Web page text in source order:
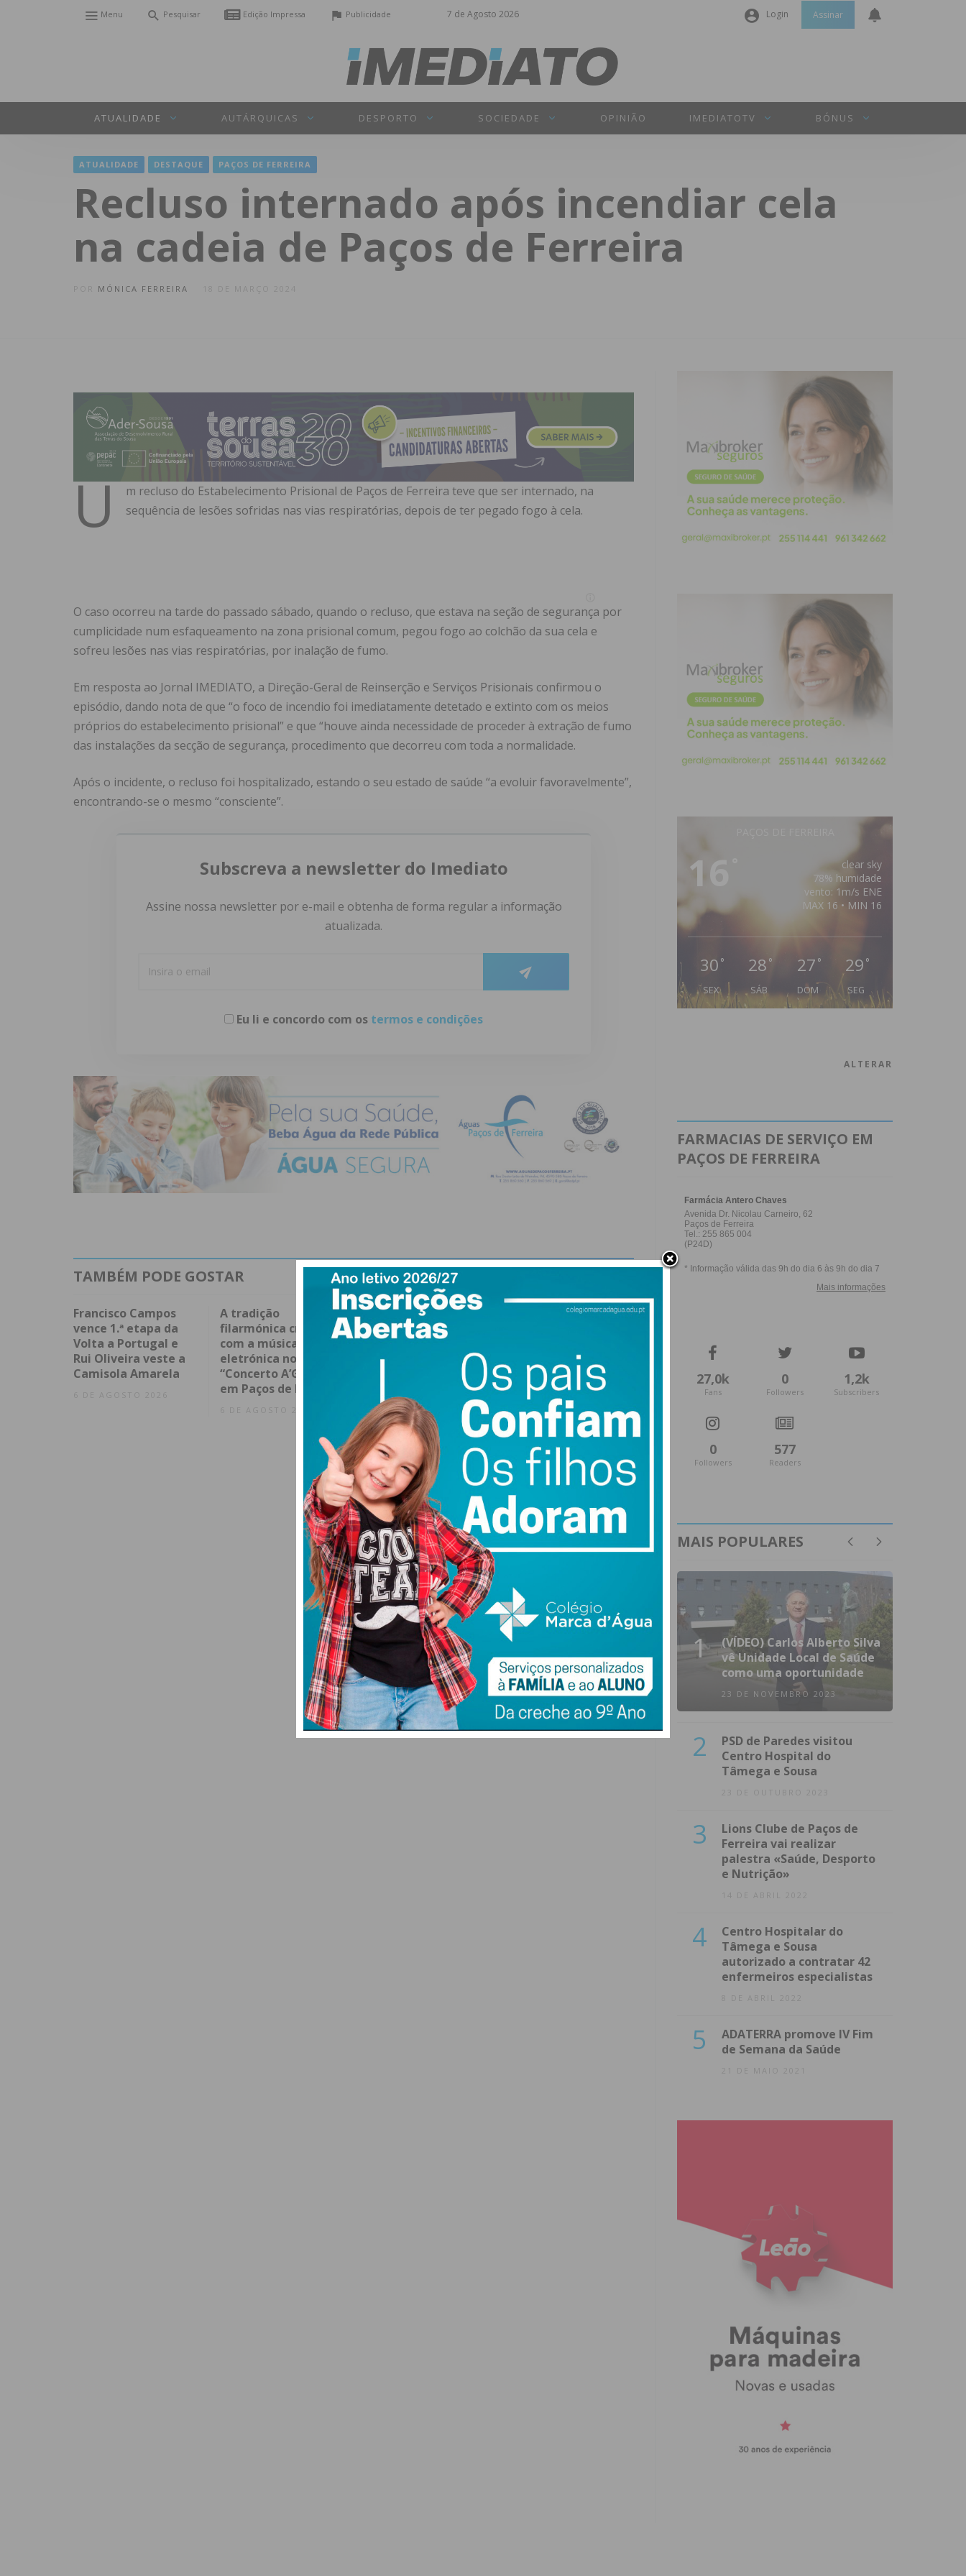
7 de Agosto 2026
Menu Pesquisar Edição Impressa Publicidade Login
Senha
INICIAR SESSÃO
Assinar
ATUALIDADE AUTÁRQUICAS DESPORTO SOCIEDADE OPINIÃO IMEDIATOTV BÓNUS
ATUALIDADE DESTAQUE PAÇOS DE FERREIRA
Recluso internado após incendiar cela
na cadeia de Paços de Ferreira
MÓNICA FERREIRA 18 DE MARÇO 2024
U
m recluso do Estabelecimento Prisional de Paços de Ferreira teve que ser internado, na
sequência de lesões sofridas nas vias respiratórias, depois de ter pegado fogo à cela.
O caso ocorreu na tarde do passado sábado, quando o recluso, que estava na seção de segurança por
cumplicidade num esfaqueamento na zona prisional comum, pegou fogo ao colchão da sua cela e
sofreu lesões nas vias respiratórias, por inalação de fumo.
Em resposta ao Jornal IMEDIATO, a Direção-Geral de Reinserção e Serviços Prisionais confirmou o
episódio, dando nota de que “o foco de incendio foi imediatamente detetado e extinto com os meios
próprios do estabelecimento prisional” e que “houve ainda necessidade de proceder à extração de fumo
das instalações da secção de segurança, procedimento que decorreu com toda a normalidade.
Após o incidente, o recluso foi hospitalizado, estando o seu estado de saúde “a evoluir favoravelmente”,
encontrando-se o mesmo “consciente”.
Subscreva a newsletter do Imediato
Assine nossa newsletter por e-mail e obtenha de forma regular a informação
atualizada.
Eu li e concordo com os termos e condições
TAMBÉM PODE GOSTAR
Francisco Campos
vence 1.ª etapa da
Volta a Portugal e
Rui Oliveira veste a
Camisola Amarela
6 DE AGOSTO 2026
A tradição
filarmónica cruza-se
com a música
eletrónica no
“Concerto A’Gosto”
em Paços de Ferreira
6 DE AGOSTO 2026
Falsa ameaça de
bomba mobilizou
meios de socorro e
forças de segurança
para a Estação de
6 DE AGOSTO 2026
Bilhete de
como documento de
viagem na UE
6 DE AGOSTO 2026
16
clear sky
78% humidade
vento: 1m/s ENE
MAX 16 • MIN 16
30 °
SEX
28 °
SÁB
27 °
DOM
29 °
SEG
ALTERAR
FARMACIAS DE SERVIÇO EM
PAÇOS DE FERREIRA
27,0k
Fans
0
Followers
1,2k
Subscribers
0
Followers
577
Readers
MAIS POPULARES
1
(VÍDEO) Carlos Alberto Silva
vê Unidade Local de Saúde
como uma oportunidade
23 DE NOVEMBRO 2023
2
PSD de Paredes visitou
Centro Hospital do
Tâmega e Sousa
23 DE OUTUBRO 2023
3
Lions Clube de Paços de
Ferreira vai realizar
palestra «Saúde, Desporto
e Nutrição»
14 DE ABRIL 2022
4
Centro Hospitalar do
Tâmega e Sousa
autorizado a contratar 42
enfermeiros especialistas
8 DE ABRIL 2022
5
ADATERRA promove IV Fim
de Semana da Saúde
21 DE MAIO 2021